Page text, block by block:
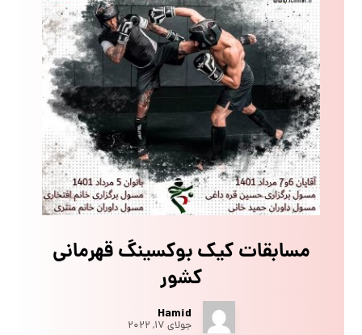
مسابقات کیک بوکسینگ قهرمانی
کشور
Hamid
جولای ۱۷, ۲۰۲۲